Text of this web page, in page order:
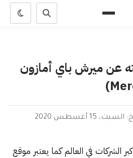
عن ميرش باي أمازون
15 أغسطس 2020
الشركات في العالم كما يعتبر موقع